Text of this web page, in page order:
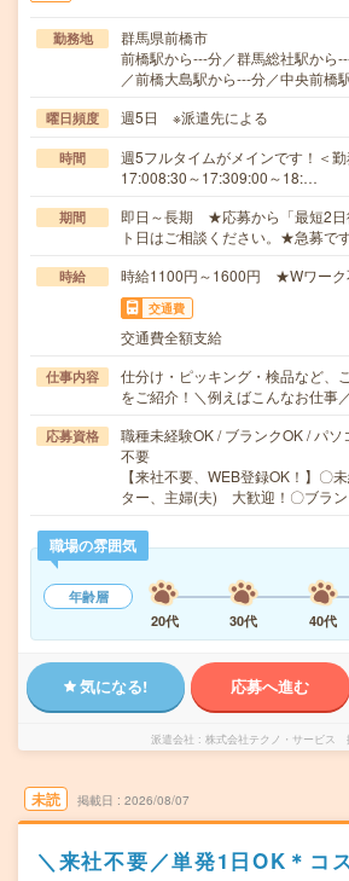
勤務地
群馬県前橋市
前橋駅から---分／群馬総社駅から
／前橋大島駅から---分／中央前橋
曜日頻度 週5日 ※派遣先による
時間
週5フルタイムがメインです！＜
17:008:30～17:309:00～18:…
期間
即日～長期 ★応募から「最短2日
ト日はご相談ください。★急募で
時給 時給1100円～1600円 ★Wワーク
交通費
交通費全額支給
仕事内容
仕分け・ピッキング・検品など、
をご紹介！＼例えばこんなお仕事
応募資格
職種未経験OK / ブランクOK / パ
不要
【来社不要、WEB登録OK！】〇
ター、主婦(夫) 大歓迎！〇ブラ
職場の雰囲気
年齢層
20代
30代 40代
気になる! 応募へ進む
派遣会社 株式会社テクノ・サービス
未読 掲載日 2026/08/07
＼来社不要／単発1日OK＊コ